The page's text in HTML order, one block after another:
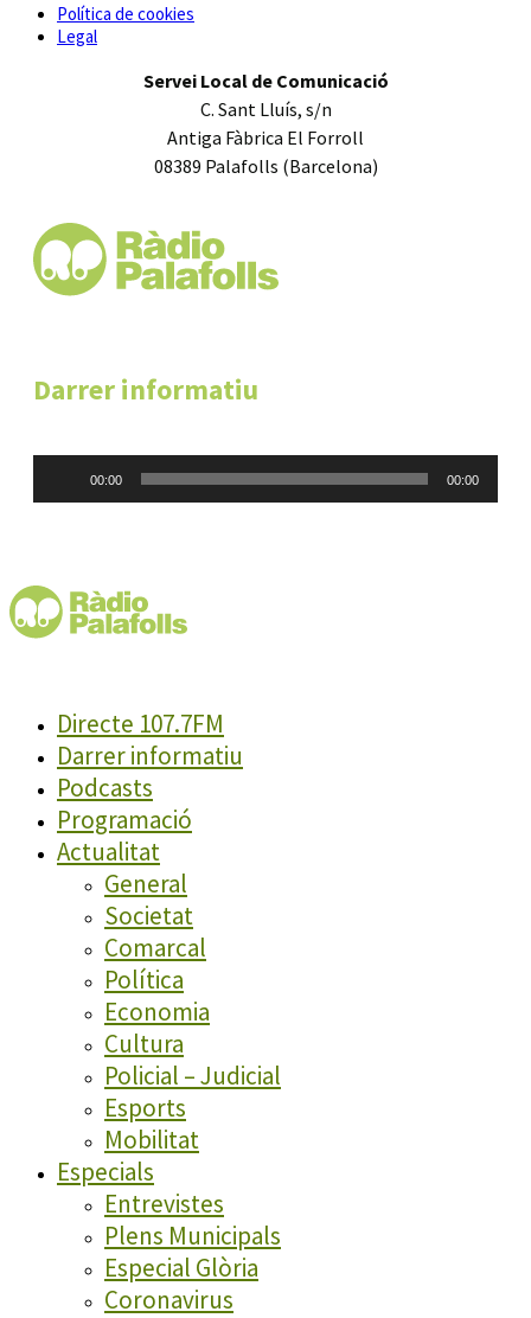
Política de cookies
Legal
Servei Local de Comunicació
C. Sant Lluís, s/n
Antiga Fàbrica El Forroll
08389 Palafolls (Barcelona)
Darrer informatiu
00:00 00:00
Directe 107.7FM
Darrer informatiu
Podcasts
Programació
Actualitat
General
Societat
Comarcal
Política
Economia
Cultura
Policial – Judicial
Esports
Mobilitat
Especials
Entrevistes
Plens Municipals
Especial Glòria
Coronavirus